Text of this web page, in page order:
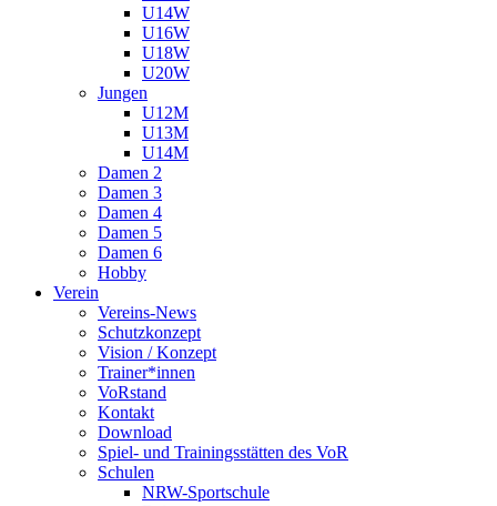
U14W
U16W
U18W
U20W
Jungen
U12M
U13M
U14M
Damen 2
Damen 3
Damen 4
Damen 5
Damen 6
Hobby
Verein
Vereins-News
Schutzkonzept
Vision / Konzept
Trainer*innen
VoRstand
Kontakt
Download
Spiel- und Trainingsstätten des VoR
Schulen
NRW-Sportschule